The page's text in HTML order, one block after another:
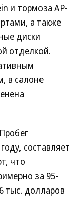
и тормоза AP-
а также
диски
отделкой.
в салоне
составляет
что
за 95-
тыс. долларов